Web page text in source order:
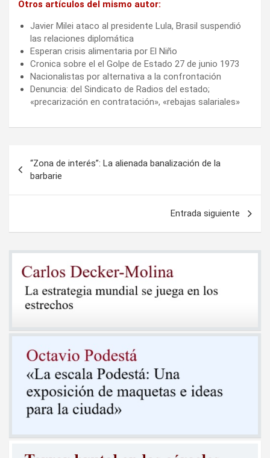
Otros artículos del mismo autor:
Javier Milei ataco al presidente Lula, Brasil suspendió
las relaciones diplomática
Esperan crisis alimentaria por El Niño
Cronica sobre el el Golpe de Estado 27 de junio 1973
Nacionalistas por alternativa a la confrontación
Denuncia: del Sindicato de Radios del estado;
«precarización en contratación», «rebajas salariales»
de
entradas
“Zona de interés”: La alienada banalización de la
barbarie
Entrada siguiente